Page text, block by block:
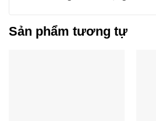
Sản phẩm tương tự